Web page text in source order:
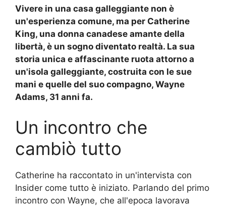
Vivere in una casa galleggiante non è
un'esperienza comune, ma per Catherine
King, una donna canadese amante della
libertà, è un sogno diventato realtà. La sua
storia unica e affascinante ruota attorno a
un'isola galleggiante, costruita con le sue
mani e quelle del suo compagno, Wayne
Adams, 31 anni fa.
Un incontro che
cambiò tutto
Catherine ha raccontato in un'intervista con
Insider come tutto è iniziato. Parlando del primo
incontro con Wayne, che all'epoca lavorava